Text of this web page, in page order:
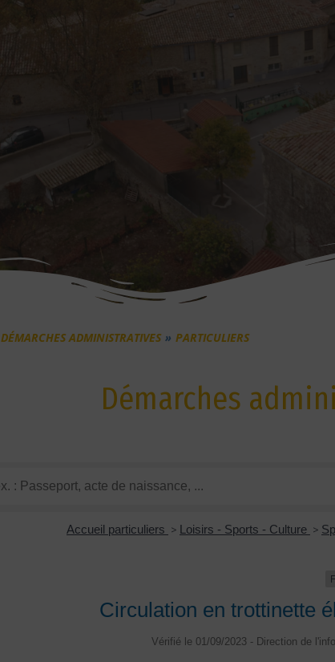
DÉMARCHES ADMINISTRATIVES PARTICULIERS
Démarches
Accueil particuliers > Loisirs - Sports - Culture >
Circulation en trottinette
Vérifié le 01/09/2023 - Direction de